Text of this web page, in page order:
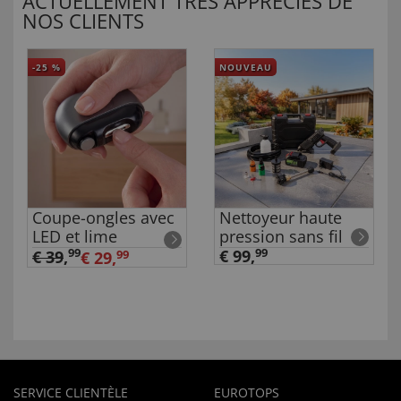
NOS CLIENTS
-25 %
Coupe-ongles avec
LED et lime
€ 39,99€ 29,99
NOUVEAU
Nettoyeur haute
pression sans fil
€ 99,99
SERVICE CLIENTÈLE EUROTOPS